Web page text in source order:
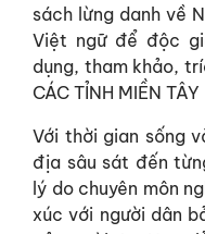
sách lừng danh về
Việt ngữ để độc
dụng, tham khảo,
CÁC TỈNH MIỀN TÂY
Với thời gian sống
địa sâu sát đến
lý do chuyên môn
xúc với người dân